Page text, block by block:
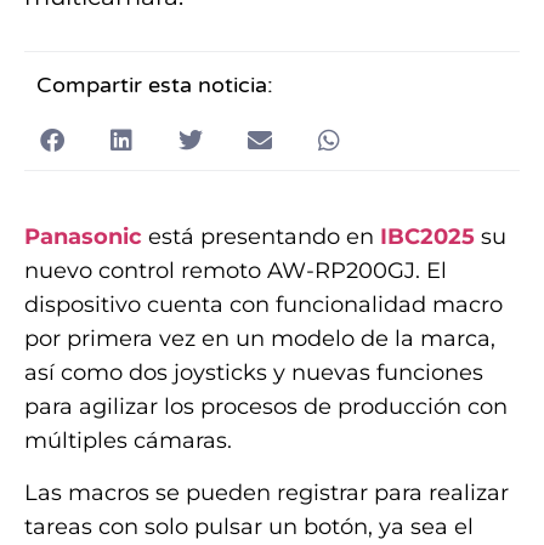
Compartir esta noticia:
Panasonic está presentando en IBC2025 su
nuevo control remoto AW-RP200GJ. El
dispositivo cuenta con funcionalidad macro
por primera vez en un modelo de la marca,
así como dos joysticks y nuevas funciones
para agilizar los procesos de producción con
múltiples cámaras.
Las macros se pueden registrar para realizar
tareas con solo pulsar un botón, ya sea el